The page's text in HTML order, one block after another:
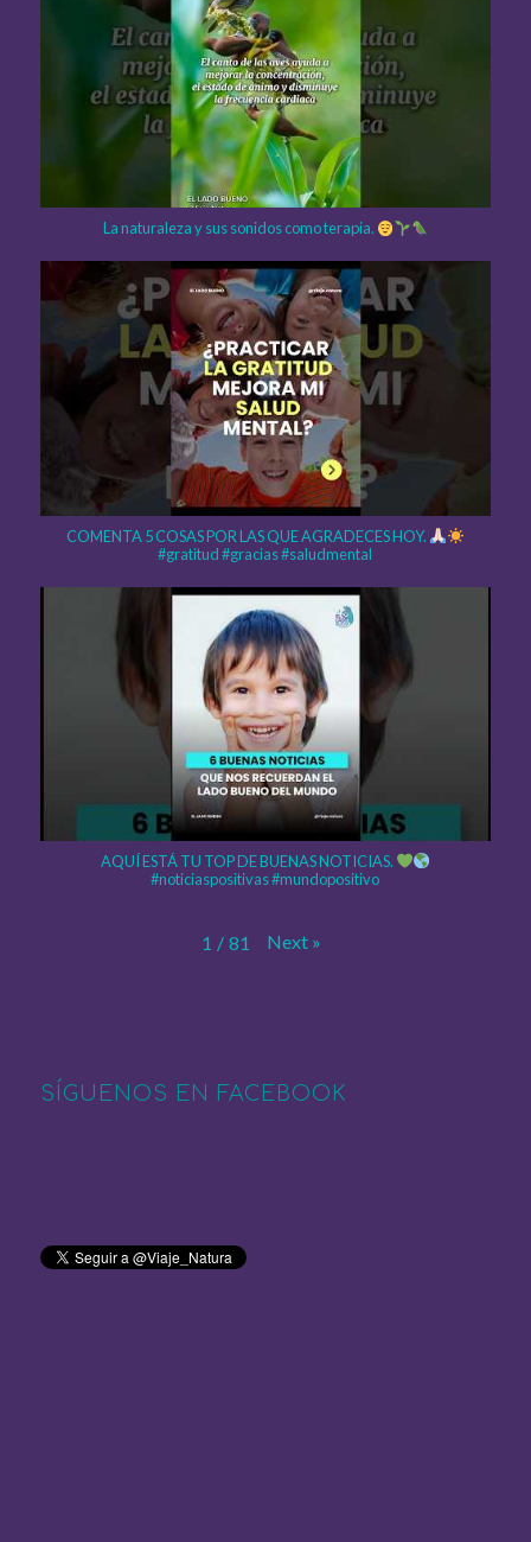
La naturaleza y sus sonidos como terapia.
COMENTA 5 COSAS POR LAS QUE AGRADECES HOY.
#gratitud #gracias #saludmental
AQUÍ ESTÁ TU TOP DE BUENAS NOTICIAS.
#noticiaspositivas #mundopositivo
1 / 81 Next »
SÍGUENOS EN FACEBOOK